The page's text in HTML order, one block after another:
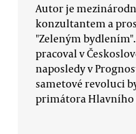
Autor je
konzultantem a
"Zeleným
pracoval v
naposledy v
sametové revoluci
primátora Hlavního